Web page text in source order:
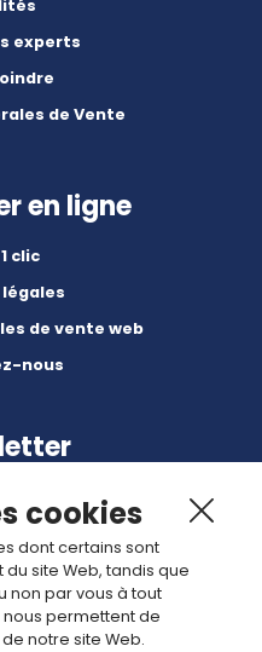
experts
de Vente
en ligne
clic
de vente web
nous
nouvelles et articles.
cookies
dont certains sont
site Web, tandis que
non par vous à tout
permettent de
notre site Web.